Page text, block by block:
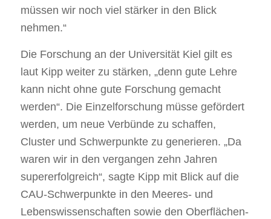
müssen wir noch viel stärker in den Blick
nehmen.“
Die Forschung an der Universität Kiel gilt es
laut Kipp weiter zu stärken, „denn gute Lehre
kann nicht ohne gute Forschung gemacht
werden“. Die Einzelforschung müsse gefördert
werden, um neue Verbünde zu schaffen,
Cluster und Schwerpunkte zu generieren. „Da
waren wir in den vergangen zehn Jahren
supererfolgreich“, sagte Kipp mit Blick auf die
CAU-Schwerpunkte in den Meeres- und
Lebenswissenschaften sowie den Oberflächen-